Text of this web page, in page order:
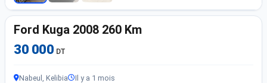
Ford Kuga 2008 260 Km
30 000 DT
Nabeul, Kelibia Il y a 1 mois